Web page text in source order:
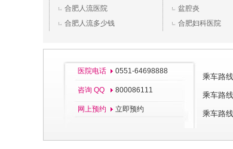
合肥人流医院
合肥人流多少钱
盆腔炎
合肥妇科医院
医院电话 0551-64698888
咨询 QQ 800086111
网上预约 立即预约
乘车路
乘车路
乘车路